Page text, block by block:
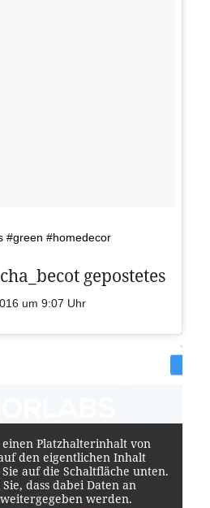
#green #homedecor
gepostetes
um 9:07 Uhr
einen Platzhalterinhalt von
den eigentlichen Inhalt
auf die Schaltfläche unten.
dass dabei Daten an
werden.